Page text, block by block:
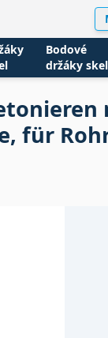
Bodové
držáky skel
für